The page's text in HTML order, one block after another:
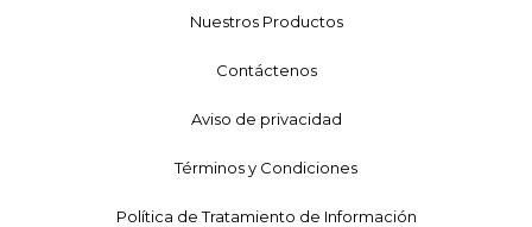
Nuestros Productos
Contáctenos
Aviso de privacidad
Términos y Condiciones
Política de Tratamiento de Información